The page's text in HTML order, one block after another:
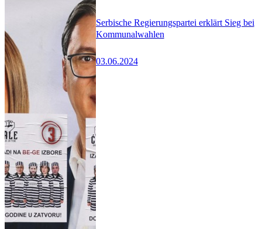
Serbische Regierungspartei erklärt Sieg bei
Kommunalwahlen
03.06.2024